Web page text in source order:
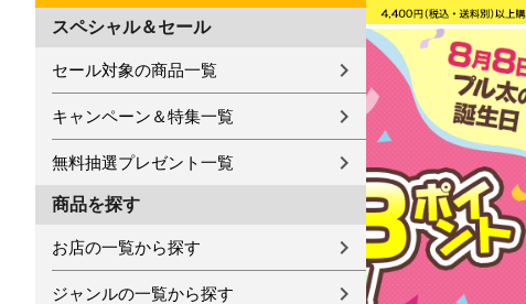
スペシャル＆セール
セール対象の商品一覧
キャンペーン＆特集一覧
無料抽選プレゼント一覧
商品を探す
お店の一覧から探す
ジャンルの一覧から探す